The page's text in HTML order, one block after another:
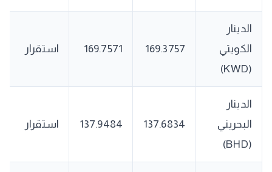
الدينار
الكويتي
(KWD)
169.3757
169.7571 استقرار
الدينار
البحريني
(BHD)
137.6834
137.9484 استقرار